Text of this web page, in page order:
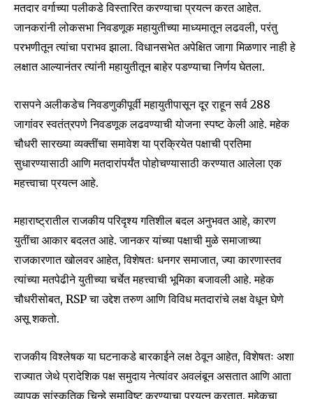
Join our community of
SUBSCRIBERS and be part of the
conversation.
To subscribe, simply enter your email address on our website
your privacy and won't spam your inbox. Your information is
safe with us.
I've read and accept thePrivacy Policy.
मतदार वर्गाच्या पलीकडे विस्तारित करण्याचा प्रयत्न करत आहेत.
जानकरांनी लोकसभा निवडणूक महायुतीच्या माध्यमातून लढवली, परंतु
परभणीतून त्यांचा पराभव झाला. विधानसभेत अपेक्षित जागा मिळणार नाही हे
लक्षात आल्यानंतर त्यांनी महायुतीतून बाहेर पडण्याचा निर्णय घेतला.
रासपने अलीकडेच निवडणुकीपूर्वी महायुतीपासून दूर राहून सर्व 288
जागांवर स्वतंत्रपणे निवडणूक लढवण्याची योजना स्पष्ट केली आहे. महेक
चौधरी सारख्या व्यक्तींचा समावेश या प्रक्रियेत पक्षाची प्रतिमा
सुधारण्यासाठी आणि मतदारांपर्यंत पोहोचण्यासाठी करण्यात आलेला एक
महत्त्वाचा प्रयत्न आहे.
महाराष्ट्रातील राजकीय परिदृश्य गतिशील बदल अनुभवत आहे, कारण
युतींचा आकार बदलत आहे. जानकर यांच्या पक्षाची मुळे समाजाच्या
राजकारणात खोलवर आहेत, विशेषतः धनगर समाजात, ज्या कारणास्तव
त्यांच्या मतपेढीने युतीच्या चर्चेत महत्त्वाची भूमिका बजावली आहे. महेक
चौधरीसोबत, RSP चा उद्देश तरुण आणि विविध मतदारांचे लक्ष वेधून घेणे
असू शकतो.
राजकीय विश्लेषक या घटनाकडे बारकाईने लक्ष ठेवून आहेत, विशेषतः अशा
राज्यात जेथे प्रादेशिक पक्ष समुदाय नेत्यांवर अवलंबून असतात आणि आता
व्यापक सांस्कृतिक चिन्हे समाविष्ट करण्याचा प्रयत्न करतात. महेकचा